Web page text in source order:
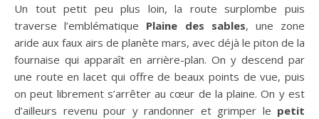
Un tout petit peu plus loin, la route surplombe puis
traverse l’emblématique Plaine des sables, une zone
aride aux faux airs de planète mars, avec déjà le piton de la
fournaise qui apparaît en arrière-plan. On y descend par
une route en lacet qui offre de beaux points de vue, puis
on peut librement s’arrêter au cœur de la plaine. On y est
d’ailleurs revenu pour y randonner et grimper le petit